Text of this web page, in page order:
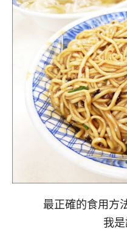
最正確的食用方
我是